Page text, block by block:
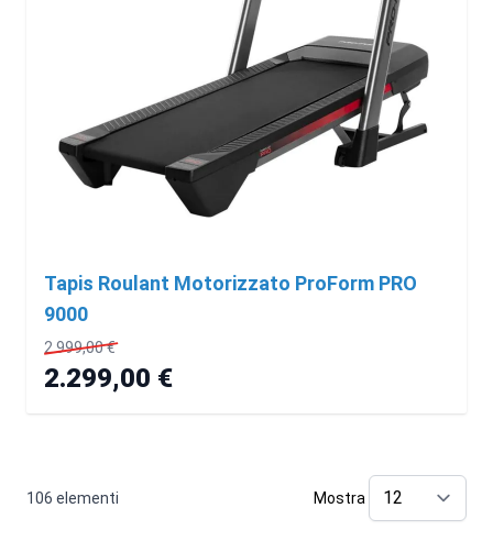
Tapis Roulant Motorizzato ProForm PRO
9000
2.999,00 €
2.299,00 €
106 elementi Mostra